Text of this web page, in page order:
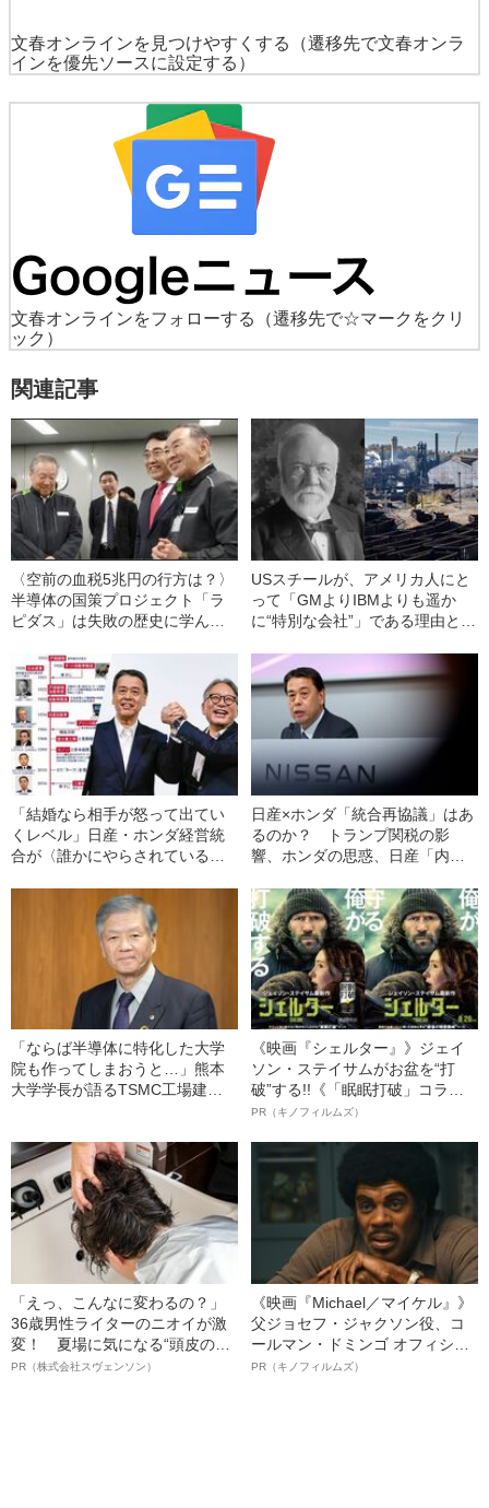
文春オンラインを見つけやすくする
（遷移先で文春オンラ
インを優先ソースに設定する）
文春オンラインをフォローする
（遷移先で☆マークをクリ
ック）
関連記事
〈空前の血税5兆円の行方は？〉
半導体の国策プロジェクト「ラ
ピダス」は失敗の歴史に学んで
果が出なくても責任なし」の過
去も
USスチールが、アメリカ人にと
って「GMよりIBMよりも遥か
に“特別な会社”」である理由と
る〉
「結婚なら相手が怒って出てい
くレベル」日産・ホンダ経営統
合が〈誰かにやらされている〉
ーナリストが裏読み》
日産×ホンダ「統合再協議」はあ
るのか？ トランプ関税の影
響、ホンダの思惑、日産「内田
「ならば半導体に特化した大学
院も作ってしまおうと…」熊本
大学学長が語るTSMC工場建設
《映画『シェルター』》ジェイ
ソン・ステイサムがお盆を“打
破”する!!《「眠眠打破」コラ
ボ》
PR（キノフィルムズ）
「えっ、こんなに変わるの？」
36歳男性ライターのニオイが激
変！ 夏場に気になる“頭皮のニ
オイ”や“ベタつき”を解消す
PR（株式会社スヴェンソン）
《映画『Michael／マイケル』》
父ジョセフ・ジャクソン役、コ
ールマン・ドミンゴ オフィシャ
ルインタビュー“観客を魅了した
PR（キノフィルムズ）